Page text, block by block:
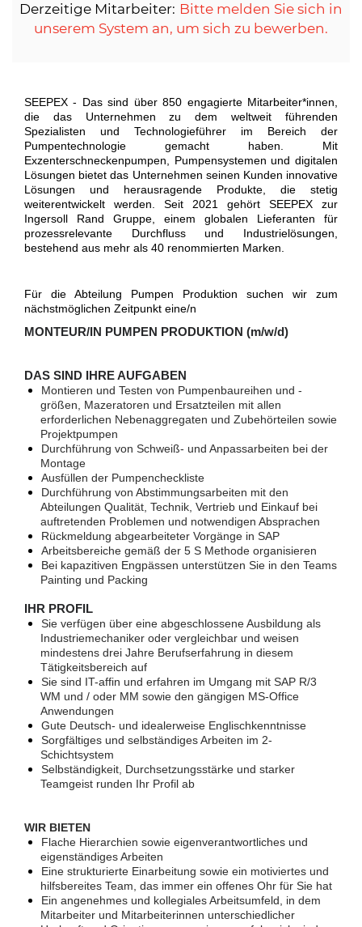
Derzeitige Mitarbeiter: Bitte melden Sie sich in
unserem System an, um sich zu bewerben.
SEEPEX - Das sind über 850 engagierte Mitarbeiter*innen,
die das Unternehmen zu dem weltweit führenden
Spezialisten und Technologieführer im Bereich der
Pumpentechnologie gemacht haben. Mit
Exzenterschneckenpumpen, Pumpensystemen und digitalen
Lösungen bietet das Unternehmen seinen Kunden innovative
Lösungen und herausragende Produkte, die stetig
weiterentwickelt werden. Seit 2021 gehört SEEPEX zur
Ingersoll Rand Gruppe, einem globalen Lieferanten für
prozessrelevante Durchfluss und Industrielösungen,
bestehend aus mehr als 40 renommierten Marken.
Für die Abteilung Pumpen Produktion suchen wir zum
nächstmöglichen Zeitpunkt eine/n
MONTEUR/IN PUMPEN PRODUKTION (m/w/d)
DAS SIND IHRE AUFGABEN
Montieren und Testen von Pumpenbaureihen und -
größen, Mazeratoren und Ersatzteilen mit allen
erforderlichen Nebenaggregaten und Zubehörteilen sowie
Projektpumpen
Durchführung von Schweiß- und Anpassarbeiten bei der
Montage
Ausfüllen der Pumpencheckliste
Durchführung von Abstimmungsarbeiten mit den
Abteilungen Qualität, Technik, Vertrieb und Einkauf bei
auftretenden Problemen und notwendigen Absprachen
Rückmeldung abgearbeiteter Vorgänge in SAP
Arbeitsbereiche gemäß der 5 S Methode organisieren
Bei kapazitiven Engpässen unterstützen Sie in den Teams
Painting und Packing
IHR PROFIL
Sie verfügen über eine abgeschlossene Ausbildung als
Industriemechaniker oder vergleichbar und weisen
mindestens drei Jahre Berufserfahrung in diesem
Tätigkeitsbereich auf
Sie sind IT-affin und erfahren im Umgang mit SAP R/3
WM und / oder MM sowie den gängigen MS-Office
Anwendungen
Gute Deutsch- und idealerweise Englischkenntnisse
Sorgfältiges und selbständiges Arbeiten im 2-
Schichtsystem
Selbständigkeit, Durchsetzungsstärke und starker
Teamgeist runden Ihr Profil ab
WIR BIETEN
Flache Hierarchien sowie eigenverantwortliches und
eigenständiges Arbeiten
Eine strukturierte Einarbeitung sowie ein motiviertes und
hilfsbereites Team, das immer ein offenes Ohr für Sie hat
Ein angenehmes und kollegiales Arbeitsumfeld, in dem
Mitarbeiter und Mitarbeiterinnen unterschiedlicher